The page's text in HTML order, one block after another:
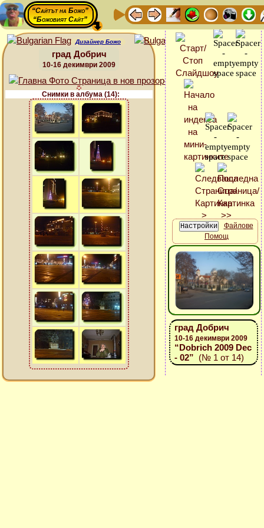
“Сайтът на Божо”
“Божовият Сайт”
Дизайнер Божо
град Добрич
10-16 декимври 2009
Снимки в албума (14):
Файлове
Помощ
град Добрич
10-16 декимври 2009
“Dobrich 2009 Dec
- 02” (№ 1 от 14)